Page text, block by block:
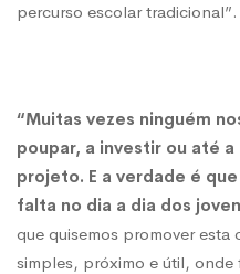
percurso escolar tradicional”.
“Muitas vezes ninguém
poupar, a investir ou até
projeto. E a verdade é
falta no dia a dia dos
que quisemos promover esta
simples, próximo e útil, onde